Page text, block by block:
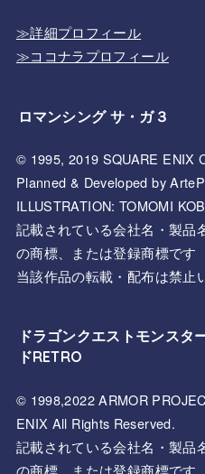
≫詳細プロフィール
≫ココナラプロフィール
ロマンシング サ・ガ３
© 1995, 2019 SQUARE ENIX
Planned & Developed by
ILLUSTRATION: TOMOMI
記載されている会社名・製品
の商標、または登録商標です
当該作品の転載・配布は禁止
ドラゴンクエストモンスタ
ドRETRO
© 1998,2022 ARMOR
ENIX All Rights Reserved.
記載されている会社名・製品
の商標、または登録商標です